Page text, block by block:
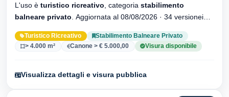
L'uso è turistico ricreativo , categoria stabilimento
balneare privato
Turistico Ricreativo
Stabilimento Balneare Privato
> 4.000 m²
Canone > € 5.000,00 Visura disponibile
Visualizza dettagli e visura pubblica